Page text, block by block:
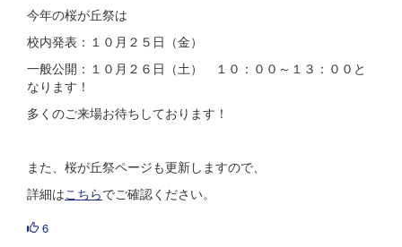
今年の桜が丘祭は
校内発表：１０月２５日（金）
一般公開：１０月２６日（土） １０：００～１３：００と
なります！
多くのご来場お待ちしております！
また、桜が丘祭ページも更新しますので、
詳細はこちらでご確認ください。
6